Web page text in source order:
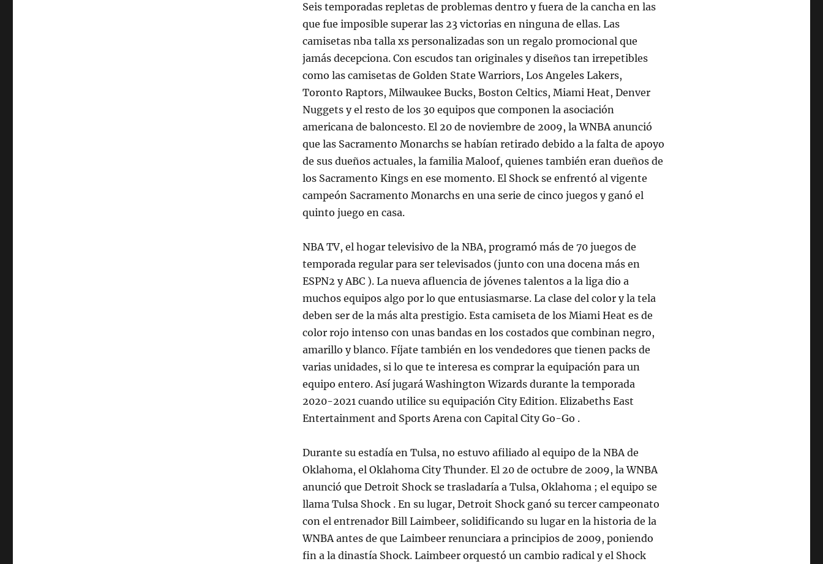
Seis temporadas repletas de problemas dentro y fuera de la cancha en las
que fue imposible superar las 23 victorias en ninguna de ellas. Las
camisetas nba talla xs personalizadas son un regalo promocional que
jamás decepciona. Con escudos tan originales y diseños tan irrepetibles
como las camisetas de Golden State Warriors, Los Angeles Lakers,
Toronto Raptors, Milwaukee Bucks, Boston Celtics, Miami Heat, Denver
Nuggets y el resto de los 30 equipos que componen la asociación
americana de baloncesto. El 20 de noviembre de 2009, la WNBA anunció
que las Sacramento Monarchs se habían retirado debido a la falta de apoyo
de sus dueños actuales, la familia Maloof, quienes también eran dueños de
los Sacramento Kings en ese momento. El Shock se enfrentó al vigente
campeón Sacramento Monarchs en una serie de cinco juegos y ganó el
quinto juego en casa.
NBA TV, el hogar televisivo de la NBA, programó más de 70 juegos de
temporada regular para ser televisados (junto con una docena más en
ESPN2 y ABC ). La nueva afluencia de jóvenes talentos a la liga dio a
muchos equipos algo por lo que entusiasmarse. La clase del color y la tela
deben ser de la más alta prestigio. Esta camiseta de los Miami Heat es de
color rojo intenso con unas bandas en los costados que combinan negro,
amarillo y blanco. Fíjate también en los vendedores que tienen packs de
varias unidades, si lo que te interesa es comprar la equipación para un
equipo entero. Así jugará Washington Wizards durante la temporada
2020-2021 cuando utilice su equipación City Edition. Elizabeths East
Entertainment and Sports Arena con Capital City Go-Go .
Durante su estadía en Tulsa, no estuvo afiliado al equipo de la NBA de
Oklahoma, el Oklahoma City Thunder. El 20 de octubre de 2009, la WNBA
anunció que Detroit Shock se trasladaría a Tulsa, Oklahoma ; el equipo se
llama Tulsa Shock . En su lugar, Detroit Shock ganó su tercer campeonato
con el entrenador Bill Laimbeer, solidificando su lugar en la historia de la
WNBA antes de que Laimbeer renunciara a principios de 2009, poniendo
fin a la dinastía Shock. Laimbeer orquestó un cambio radical y el Shock